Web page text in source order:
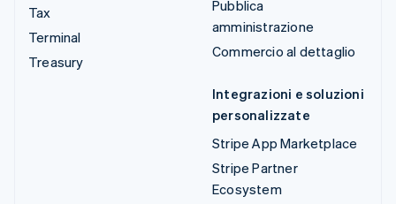
Tax
Terminal
Treasury
Pubblica
amministrazione
Commercio al dettaglio
Integrazioni e soluzioni
personalizzate
Stripe App Marketplace
Stripe Partner
Ecosystem